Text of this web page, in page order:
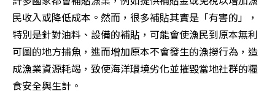
民收入或降低成本。然而，很多補貼其實是「有害的」，
特別是針對油料、設備的補貼，可能會使漁民到原本無利
可圖的地方捕魚，進而增加原本不會發生的漁撈行為，造
成漁業資源耗竭，致使海洋環境劣化並摧毀當地社群的糧
食安全與生計。